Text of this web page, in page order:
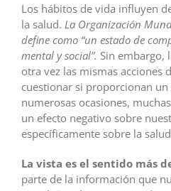
Los hábitos de vida influyen
la salud. La Organización
define como “un estado de
mental y social”. Sin embargo,
otra vez las mismas acciones
cuestionar si proporcionan
numerosas ocasiones,
un efecto negativo sobre
específicamente sobre la
La vista es el sentido más
parte de la información que